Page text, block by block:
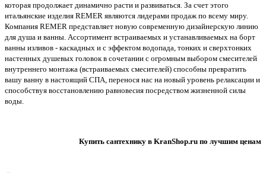
которая продолжает динамично расти и развиваться. За счет этого
итальянские изделия REMER являются лидерами продаж по всему миру.
Компания REMER представляет новую современную дизайнерскую линию
для душа и ванны. Ассортимент встраиваемых и устанавливаемых на борт
ванны изливов - каскадных и с эффектом водопада, тонких и сверхтонких
настенных душевых головок в сочетании с огромным выбором смесителей
внутреннего монтажа (встраиваемых смесителей) способны превратить
вашу ванну в настоящий СПА, перенося нас на новый уровень релаксации и
способствуя восстановлению равновесия посредством жизненной силы
воды.
Купить сантехнику в KranShop.ru по лучшим ценам